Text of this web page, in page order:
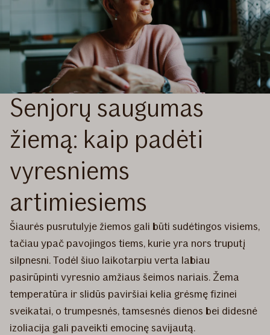
Senjorų saugumas
žiemą: kaip padėti
vyresniems
artimiesiems
Šiaurės pusrutulyje žiemos gali būti sudėtingos visiems,
tačiau ypač pavojingos tiems, kurie yra nors truputį
silpnesni. Todėl šiuo laikotarpiu verta labiau
pasirūpinti vyresnio amžiaus šeimos nariais. Žema
temperatūra ir slidūs paviršiai kelia grėsmę fizinei
sveikatai, o trumpesnės, tamsesnės dienos bei didesnė
izoliacija gali paveikti emocinę savijautą.